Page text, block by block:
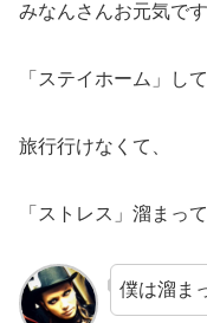
みなんさんお元気で
「ステイホーム」し
旅行行けなくて、
「ストレス」溜まっ
僕は溜ま